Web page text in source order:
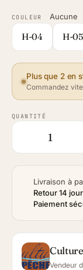
COULEUR Aucune
H-04 H-05
Plus que 2 en
Commandez vite
QUANTITÉ
Livraison à
Retour 14
Paiement
Vendeur